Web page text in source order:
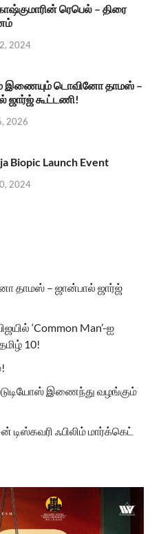
ரெபெல் – திரை
2024
இணையும் டொவினோ தாமஸ் –
ஜார்ஜ் கூட்டணி!
2026
Biopic Launch Event
2024
தாமஸ் – ஜான்பால் ஜார்ஜ்
‘Common Man’-ஐ
10!
இணைந்து வழங்கும்
டிஸ்கவரி ஃபிலிம் மார்க்கெட்